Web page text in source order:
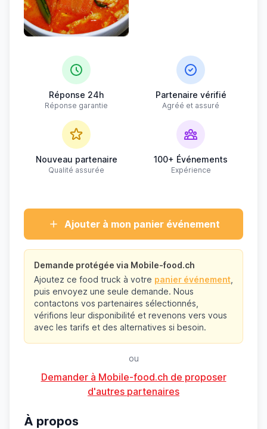
Réponse 24h
Réponse garantie
Partenaire vérifié
Agréé et assuré
Nouveau partenaire
Qualité assurée
100+ Événements
Expérience
Ajouter à mon panier événement
Demande protégée via Mobile-food.ch
Ajoutez ce food truck à votre panier événement
puis envoyez une seule demande. Nous
contactons vos partenaires sélectionnés,
vérifions leur disponibilité et revenons vers vous
avec les tarifs et des alternatives si besoin.
ou
Demander à Mobile-food.ch de proposer
d'autres partenaires
À propos